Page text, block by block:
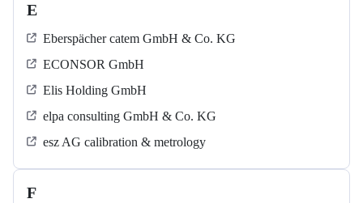
E
Eberspächer catem GmbH & Co. KG
ECONSOR GmbH
Elis Holding GmbH
elpa consulting GmbH & Co. KG
esz AG calibration & metrology
F